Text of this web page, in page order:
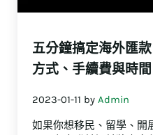
五分鐘搞定海外匯
方式、手續費與時間
2023-01-11 byAdmin
如果你想移民、留學、開